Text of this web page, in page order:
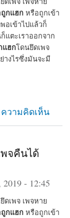
ถูกแฮก หรือถูกเข้า
อเข้าไปแล้วก็
แตะเราออกจาก
แฮกโดนยึดเพจ
างไรซึ่งมันจะมี
ะออกจากแอดมิน
จะกู้คืนได้หรือไม่
วามคิดเห็น
จคืนได้
- 12:45
ดเพจ เพจหาย
ถูกแฮก หรือถูกเข้า